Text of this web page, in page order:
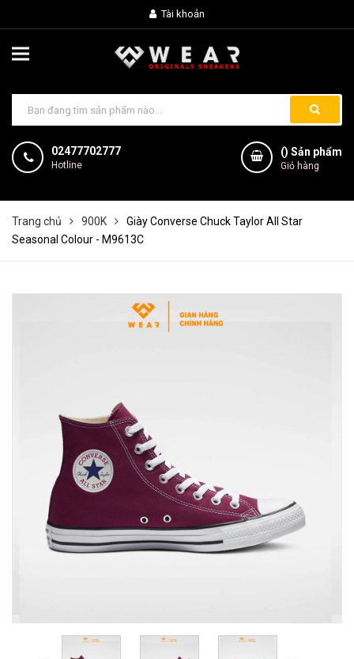
Tài khoản
02477702777
Hotline
() Sản phẩm
Giỏ hàng
Trang chủ 900K
Giày Converse Chuck Taylor All Star
Seasonal Colour - M9613C